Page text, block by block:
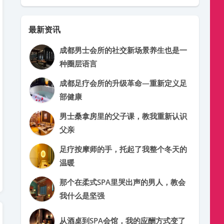
最新资讯
成都男士会所的社交新场景养生也是一
种圈层语言
成都足疗会所的升级革命—重新定义足
部健康
男士桑拿房里的父子课，教我重新认识
父亲
足疗按摩师的手，托起了我整个冬天的
温暖
那个在柔式SPA里哭出声的男人，教会
我什么是坚强
从酒桌到SPA会馆，我的应酬方式变了